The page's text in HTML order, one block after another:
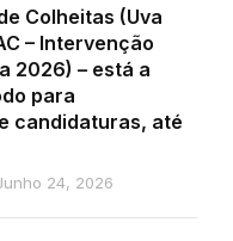
Colheitas (Uva
– Intervenção
2026) – está a
para
candidaturas, até
24, 2026